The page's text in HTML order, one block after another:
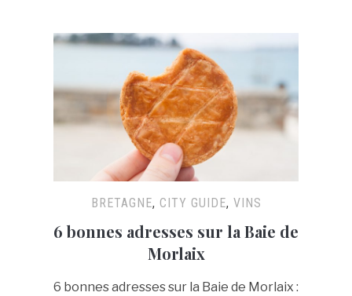
BRETAGNE, CITY GUIDE, VINS
6 bonnes adresses sur la Baie de
Morlaix
6 bonnes adresses sur la Baie de Morlaix :